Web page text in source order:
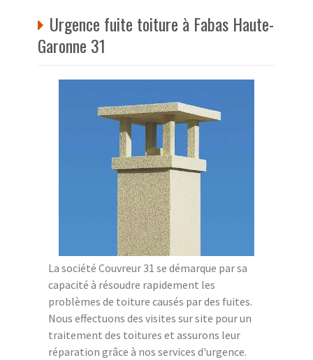
Urgence fuite toiture à Fabas Haute-
Garonne 31
La société Couvreur 31 se démarque par sa
capacité à résoudre rapidement les
problèmes de toiture causés par des fuites.
Nous effectuons des visites sur site pour un
traitement des toitures et assurons leur
réparation grâce à nos services d'urgence.